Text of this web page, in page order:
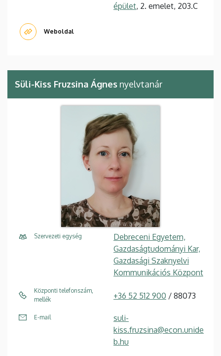
épület, 2. emelet, 203.C
Weboldal
Süli-Kiss Fruzsina Ágnes nyelvtanár
Szervezeti egység
Debreceni Egyetem,
Gazdaságtudományi Kar,
Gazdasági Szaknyelvi
Kommunikációs Központ
Központi telefonszám,
mellék
+36 52 512 900 / 88073
E-mail
suli-
kiss.fruzsina@econ.unide
b.hu